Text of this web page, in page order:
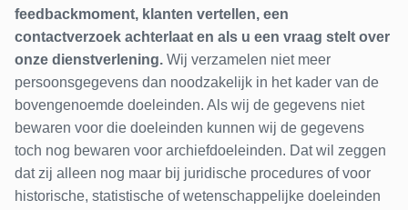
feedbackmoment, klanten vertellen, een
contactverzoek achterlaat en als u een vraag stelt over
onze dienstverlening. Wij verzamelen niet meer
persoonsgegevens dan noodzakelijk in het kader van de
bovengenoemde doeleinden. Als wij de gegevens niet
bewaren voor die doeleinden kunnen wij de gegevens
toch nog bewaren voor archiefdoeleinden. Dat wil zeggen
dat zij alleen nog maar bij juridische procedures of voor
historische, statistische of wetenschappelijke doeleinden